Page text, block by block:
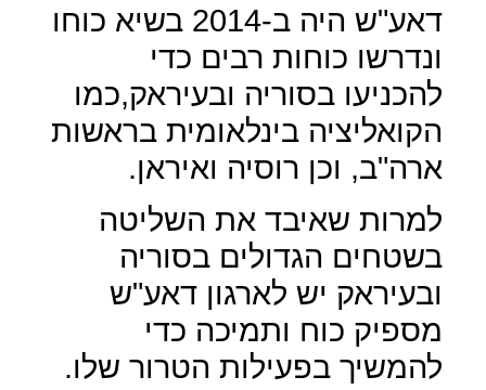
דאע"ש היה ב-2014 בשיא כוחו
ונדרשו כוחות רבים כדי
להכניעו בסוריה ובעיראק,כמו
הקואליציה בינלאומית בראשות
ארה"ב, וכן רוסיה ואיראן.
למרות שאיבד את השליטה
בשטחים הגדולים בסוריה
ובעיראק יש לארגון דאע"ש
מספיק כוח ותמיכה כדי
להמשיך בפעילות הטרור שלו.